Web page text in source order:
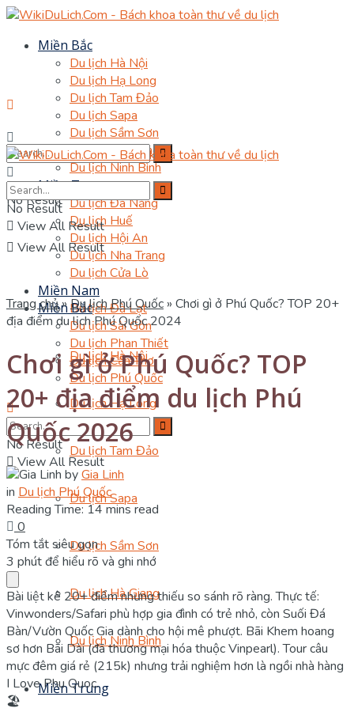
Miền Bắc
Du lịch Hà Nội
Du lịch Hạ Long
Du lịch Tam Đảo
Du lịch Sapa
Du lịch Sầm Sơn
Du lịch Hà Giang
Du lịch Ninh Bình
Miền Trung
Du lịch Đà Nẵng
Du lịch Huế
Du lịch Hội An
Du lịch Nha Trang
Du lịch Cửa Lò
Miền Nam
Du lịch Đà Lạt
Du lịch Sài Gòn
Du lịch Phan Thiết
Du lịch Cần Thơ
Du lịch Phú Quốc
No Result
View All Result
No Result
View All Result
Miền Bắc
Du lịch Hà Nội
Du lịch Hạ Long
Du lịch Tam Đảo
Du lịch Sapa
Du lịch Sầm Sơn
Du lịch Hà Giang
Du lịch Ninh Bình
Miền Trung
No Result
View All Result
Trang chủ»Du lịch Phú Quốc » Chơi gì ở Phú Quốc? TOP 20+
địa điểm du lịch Phú Quốc 2024
Chơi gì ở Phú Quốc? TOP
20+ địa điểm du lịch Phú
Quốc 2026
byGia Linh
in Du lịch Phú Quốc
Reading Time: 14 mins read
0
Tóm tắt siêu gọn
3 phút để hiểu rõ và ghi nhớ
Bài liệt kê 20+ điểm nhưng thiếu so sánh rõ ràng. Thực tế:
Vinwonders/Safari phù hợp gia đình có trẻ nhỏ, còn Suối Đá
Bàn/Vườn Quốc Gia dành cho hội mê phượt. Bãi Khem hoang
sơ hơn Bãi Dài (đã thương mại hóa thuộc Vinpearl). Tour câu
mực đêm giá rẻ (215k) nhưng trải nghiệm hơn là ngồi nhà hàng
I Love Phu Quoc.
🏖️